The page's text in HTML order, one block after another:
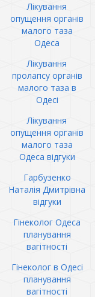
Лікування
опущення органів
малого таза
Одеса
Лікування
пролапсу органів
малого таза в
Одесі
Лікування
опущення органів
малого таза
Одеса відгуки
Гарбузенко
Наталія Дмитрівна
відгуки
Гінеколог Одеса
планування
вагітності
Гінеколог в Одесі
планування
вагітності